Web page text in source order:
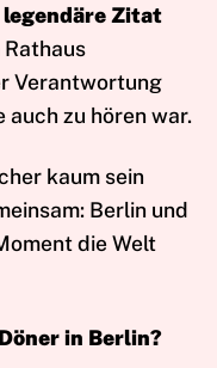
legendäre Zitat
Verantwortung
auch zu hören war.
kaum sein
Berlin und
die Welt
in Berlin?